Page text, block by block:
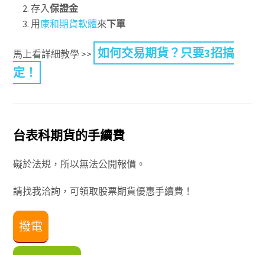
存入保證金
用康和期貨軟體來下單
馬上看詳細教學 >> 如何交易期貨？只要3招搞
定！
台表科期貨的手續費
礙於法規，所以無法公開報價。
請找我洽詢，可領取股票期貨優惠手續費！
撥電